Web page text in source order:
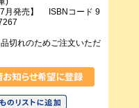
月発売】 ISBNコード 9
切れのためご注文いただ